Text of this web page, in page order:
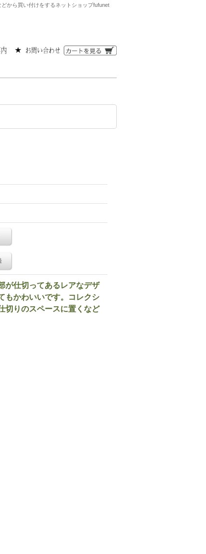
から買い付けをするネットショップfufunet
が仕切ってあるレアなデザ
もかわいいです。コレクシ
切りのスペースに置くなど